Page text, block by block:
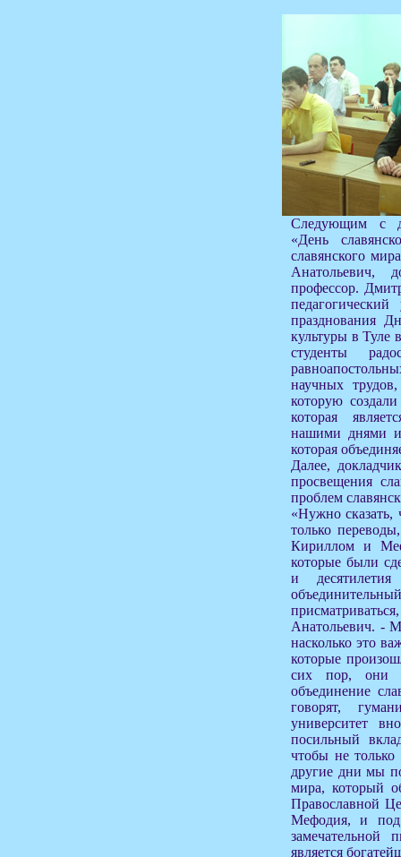
Следующим с
«День
славянского
Анатольевич,
профессор.
празднования
культуры в Туле
студенты
научных
которую
которая
нашими днями
которая
Далее,
просвещения
проблем
«Нужно сказать,
только
Кириллом и
которые были
и
Анатольевич. -
насколько это
которые
сих пор, они
объединение
говорят,
университет
посильный
чтобы не
другие дни мы
мира, который
Православной
Мефодия, и под
замечательной
является